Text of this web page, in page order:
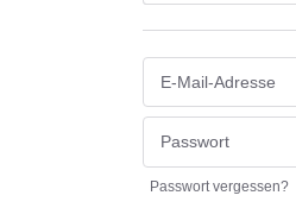
Passwort vergessen?